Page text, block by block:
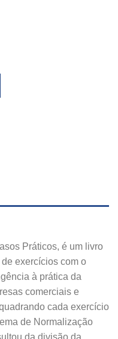
Práticos, é um livro
exercícios com o
à prática da
comerciais e
cada exercício
de Normalização